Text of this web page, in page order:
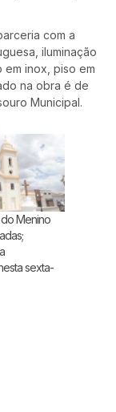
com a
iluminação
em inox, piso em
na obra é de
Municipal.
Menino
sexta-